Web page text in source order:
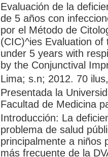
Evaluación de la
de 5 años con
por el Método de
(CIC)^ies Evaluation of
under 5 years with
by the Conjunctival
Lima; s.n; 2012. 70
Presentada la
Facultad de Medicina
Introducción: La
problema de salud
principalmente a niños
más frecuente de la